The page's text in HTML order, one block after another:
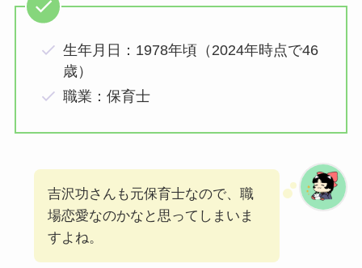
生年月日：1978年頃（2024年時点で46
歳）
職業：保育士
吉沢功さんも元保育士なので、職
場恋愛なのかなと思ってしまいま
すよね。